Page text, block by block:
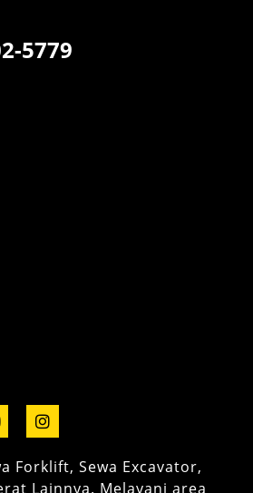
5779
Forklift, Sewa Excavator,
Lainnya. Melayani area